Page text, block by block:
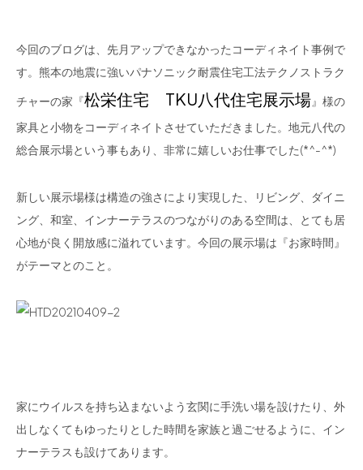
今回のブログは、先月アップできなかったコーディネイト事例で
す。熊本の地震に強いパナソニック耐震住宅工法テクノストラク
チャーの家『松栄住宅 TKU八代住宅展示場』様の
家具と小物をコーディネイトさせていただきました。地元八代の
総合展示場という事もあり、非常に嬉しいお仕事でした(*^-^*)
新しい展示場様は構造の強さにより実現した、リビング、ダイニ
ング、和室、インナーテラスのつながりのある空間は、とても居
心地が良く開放感に溢れています。今回の展示場は『お家時間』
がテーマとのこと。
家にウイルスを持ち込まないよう玄関に手洗い場を設けたり、外
出しなくてもゆったりとした時間を家族と過ごせるように、イン
ナーテラスも設けてあります。